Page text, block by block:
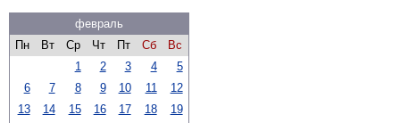
февраль
Пн
Вт Ср Чт Пт Сб
Вс
1
2 3 4
5
6
7 8 9 10 11
12
13
14 15 16 17 18
19